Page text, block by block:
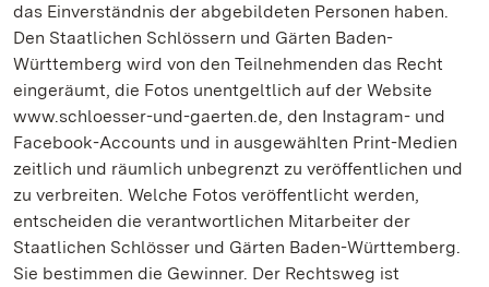
das Einverständnis der abgebildeten Personen haben.
Den Staatlichen Schlössern und Gärten Baden-
Württemberg wird von den Teilnehmenden das Recht
eingeräumt, die Fotos unentgeltlich auf der Website
www.schloesser-und-gaerten.de, den Instagram- und
Facebook-Accounts und in ausgewählten Print-Medien
zeitlich und räumlich unbegrenzt zu veröffentlichen und
zu verbreiten. Welche Fotos veröffentlicht werden,
entscheiden die verantwortlichen Mitarbeiter der
Staatlichen Schlösser und Gärten Baden-Württemberg.
Sie bestimmen die Gewinner. Der Rechtsweg ist